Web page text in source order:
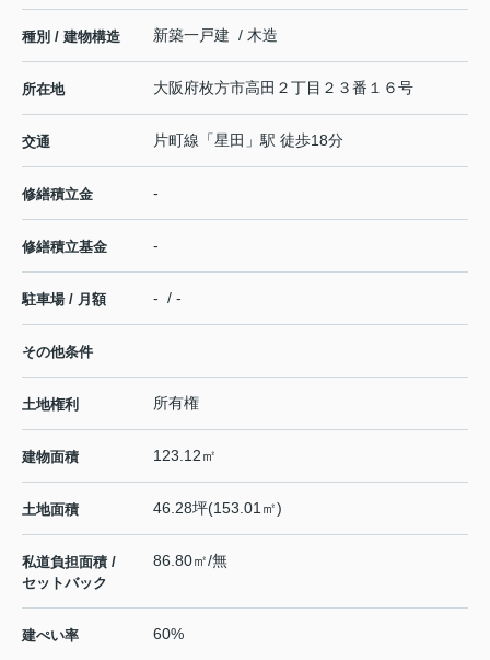
種別 / 建物構造 新築一戸建 / 木造
所在地 大阪府枚方市高田 ２丁目２３番１６号
交通 片町線 「星田 」駅 徒歩18分
修繕積立金 -
修繕積立基金 -
駐車場 / 月額 - / -
その他条件
土地権利 所有権
建物面積 123.12㎡
土地面積 46.28坪(153.01㎡)
私道負担面積 /
セットバック
86.80㎡/無
建ぺい率 60%